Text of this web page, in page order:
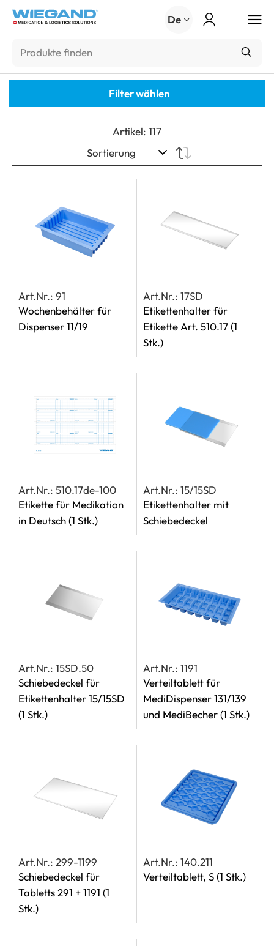
De
Filter wählen
Artikel: 117
Art.Nr.: 91
Wochenbehälter für
Dispenser 11/19
Art.Nr.: 17SD
Etikettenhalter für
Etikette Art. 510.17(1
Stk.)
Art.Nr.: 510.17de-100
Etikette für Medikation
in Deutsch(1 Stk.)
Art.Nr.: 15/15SD
Etikettenhalter mit
Schiebedeckel
Art.Nr.: 15SD.50
Schiebedeckel für
Etikettenhalter 15/15SD
(1 Stk.)
Art.Nr.: 1191
Verteiltablett für
MediDispenser 131/139
und MediBecher(1 Stk.)
Art.Nr.: 299-1199
Schiebedeckel für
Tabletts 291 + 1191 (1
Stk.)
Art.Nr.: 140.211
Verteiltablett, S(1 Stk.)